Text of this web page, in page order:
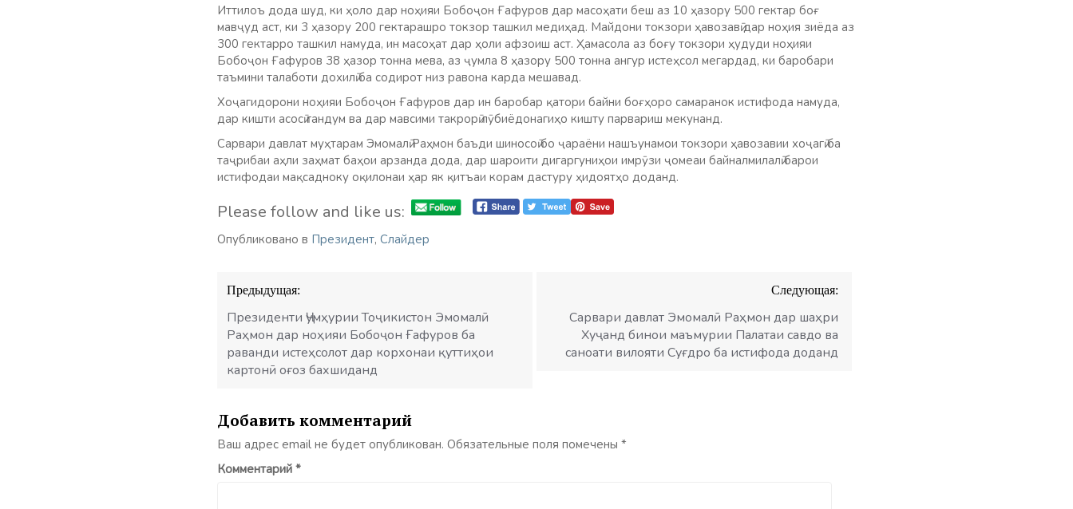
Иттилоъ дода шуд, ки ҳоло дар ноҳияи Бобоҷон Ғафуров дар масоҳати беш аз 10 ҳазору 500 гектар боғ
мавҷуд аст, ки 3 ҳазору 200 гектарашро токзор ташкил медиҳад. Майдони токзори ҳавозавӣ дар ноҳия зиёда аз
300 гектарро ташкил намуда, ин масоҳат дар ҳоли афзоиш аст. Ҳамасола аз боғу токзори ҳудуди ноҳияи
Бобоҷон Ғафуров 38 ҳазор тонна мева, аз ҷумла 8 ҳазору 500 тонна ангур истеҳсол мегардад, ки баробари
таъмини талаботи дохилӣ ба содирот низ равона карда мешавад.
Хоҷагидорони ноҳияи Бобоҷон Ғафуров дар ин баробар қатори байни боғҳоро самаранок истифода намуда,
дар кишти асосӣ гандум ва дар мавсими такрорӣ лӯбиёдонагиҳо кишту парвариш мекунанд.
Сарвари давлат муҳтарам Эмомалӣ Раҳмон баъди шиносоӣ бо ҷараёни нашъунамои токзори ҳавозавии хоҷагӣ ба
таҷрибаи аҳли заҳмат баҳои арзанда дода, дар шароити дигаргуниҳои имрӯзи ҷомеаи байналмилалӣ барои
истифодаи мақсадноку оқилонаи ҳар як қитъаи корам дастуру ҳидоятҳо доданд.
Please follow and like us:
Опубликовано в Президент, Слайдер
Навигация
по
записям
Предыдущая:
Президенти Ҷумҳурии Тоҷикистон Эмомалӣ
Раҳмон дар ноҳияи Бобоҷон Ғафуров ба
раванди истеҳсолот дар корхонаи қуттиҳои
картонӣ оғоз бахшиданд
Следующая:
Сарвари давлат Эмомалӣ Раҳмон дар шаҳри
Хуҷанд бинои маъмурии Палатаи савдо ва
саноати вилояти Суғдро ба истифода доданд
Добавить комментарий
Ваш адрес email не будет опубликован. Обязательные поля помечены *
Комментарий *